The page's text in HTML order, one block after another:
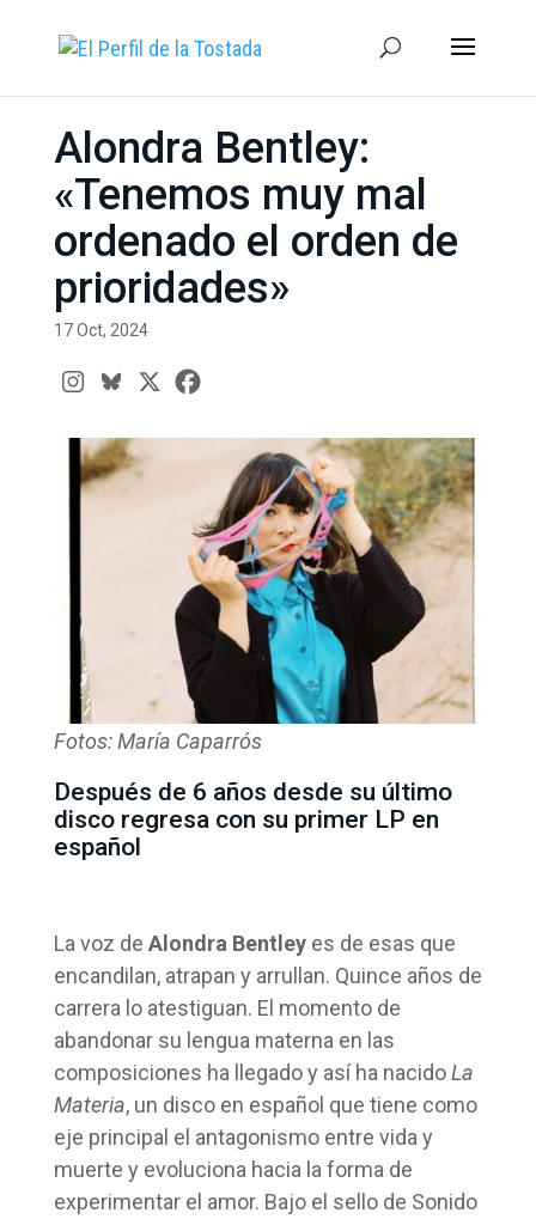
Alondra Bentley:
«Tenemos muy mal
ordenado el orden de
prioridades»
17 Oct, 2024
Fotos: María Caparrós
Después de 6 años desde su último
disco regresa con su primer LP en
español
La voz de Alondra Bentleyes de esas que
encandilan, atrapan y arrullan. Quince años de
carrera lo atestiguan. El momento de
abandonar su lengua materna en las
composiciones ha llegado y así ha nacidoLa
Materia, un disco en español que tiene como
eje principal el antagonismo entre vida y
muerte y evoluciona hacia la forma de
experimentar el amor. Bajo el sello de Sonido